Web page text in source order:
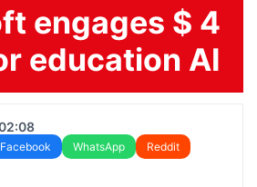
engages $ 4
education AI
Facebook WhatsApp
Reddit